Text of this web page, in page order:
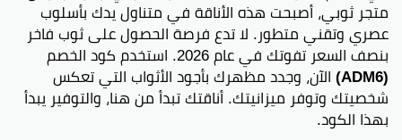
متجر ثوبي، أصبحت هذه الأناقة في متناول يدك بأسلوب
عصري وتقني متطور. لا تدع فرصة الحصول على ثوب فاخر
بنصف السعر تفوتك في عام 2026. استخدم كود الخصم
(ADM6) الآن، وجدد مظهرك بأجود الأثواب التي تعكس
شخصيتك وتوفر ميزانيتك. أناقتك تبدأ من هنا، والتوفير يبدأ
بهذا الكود.